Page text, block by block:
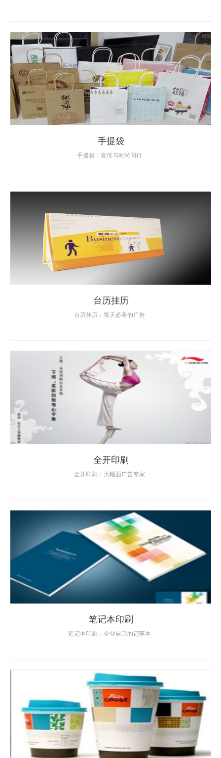
手提袋
手提袋：宣传与时尚同行
台历挂历
台历挂历：每天必看的广告
全开印刷
全开印刷：大幅面广告专家
笔记本印刷
笔记本印刷：企业自己的记事本